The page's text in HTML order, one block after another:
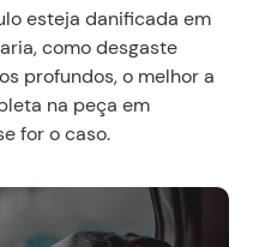
esteja danificada em
como desgaste
profundos, o melhor a
na peça em
for o caso.